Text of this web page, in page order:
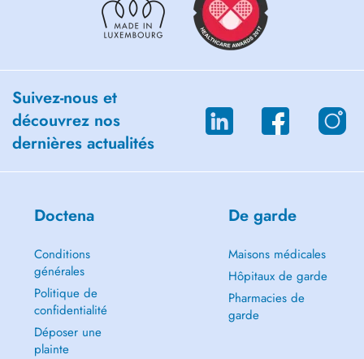
Suivez-nous et
découvrez nos
dernières actualités
Doctena
Conditions
générales
Politique de
confidentialité
Déposer une
plainte
De garde
Maisons médicales
Hôpitaux de garde
Pharmacies de
garde